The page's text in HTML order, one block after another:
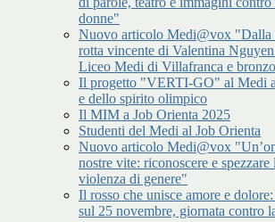
donne"
Nuovo articolo Medi@vox "Dalla
rotta vincente di Valentina Nguyen
Liceo Medi di Villafranca e
Il progetto "VERTI-GO" al Medi
e dello spirito olimpico
Il MIM a Job Orienta 2025
Studenti del Medi al Job Orienta
Nuovo articolo Medi@vox
nostre vite: riconoscere e
violenza di genere"
Il rosso che unisce amore e
sul 25 novembre, giornata contro